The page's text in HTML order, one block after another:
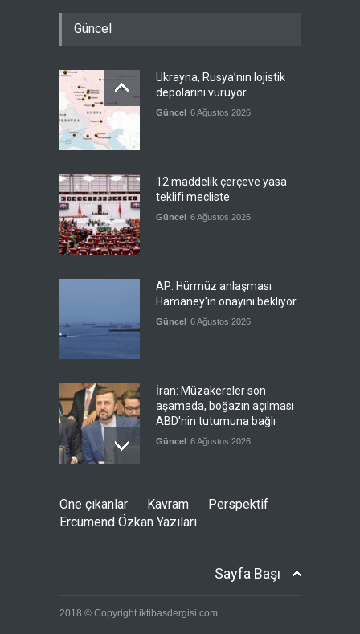
Güncel
Ukrayna, Rusya’nın lojistik
depolarını vuruyor
Güncel 6 Ağustos 2026
12 maddelik çerçeve yasa
teklifi mecliste
Güncel 6 Ağustos 2026
AP: Hürmüz anlaşması
Hamaney'in onayını bekliyor
Güncel 6 Ağustos 2026
İran: Müzakereler son
aşamada, boğazın açılması
ABD'nin tutumuna bağlı
Güncel 6 Ağustos 2026
Sebte'deki göç krizinin
jeopolitik arka planı
cephane artırıyor
Öne çıkanlar Kavram
Perspektif
Ercümend Özkan Yazıları
Sayfa Başı
2018 © Copyright iktibasdergisi.com